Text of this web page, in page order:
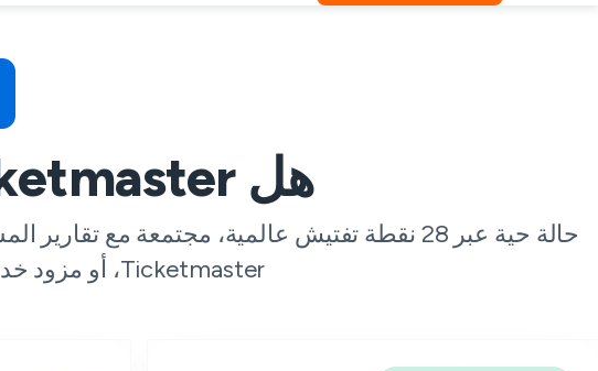
هل Ticketmaster معطل الآن؟
حالة حية عبر 28 نقطة تفتيش عالمية، مجتمعة مع
Ticketmaster، أو مزود خدمة الإنترنت الخاص بك، أو بلدك.